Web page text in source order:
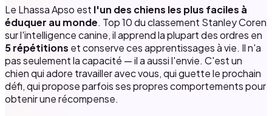
Le Lhassa Apso est l'un des chiens les plus faciles à
éduquer au monde. Top 10 du classement Stanley Coren
sur l'intelligence canine, il apprend la plupart des ordres en
5 répétitions et conserve ces apprentissages à vie. Il n'a
pas seulement la capacité — il a aussi l'envie. C'est un
chien qui adore travailler avec vous, qui guette le prochain
défi, qui propose parfois ses propres comportements pour
obtenir une récompense.